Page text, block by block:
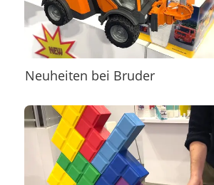
Neuheiten bei Bruder